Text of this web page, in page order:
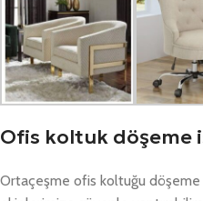
Ofis koltuk döşeme
Ortaçeşme ofis koltuğu döşeme